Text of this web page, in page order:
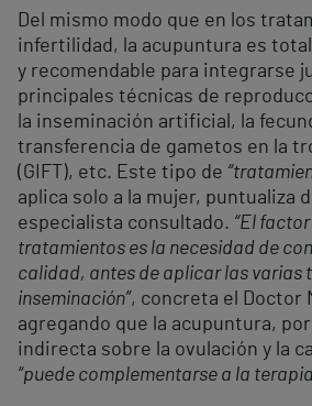
Del mismo modo que en los
infertilidad, la acupuntura es
y recomendable para integrarse
principales técnicas de
la inseminación artificial, la
transferencia de gametos en la
(GIFT), etc. Este tipo de
aplica solo a la mujer, puntualiza
especialista consultado. “El
tratamientos es la necesidad de
calidad, antes de aplicar las varias
inseminación”, concreta el Doctor
agregando que la acupuntura,
indirecta sobre la ovulación y la
“puede complementarse a la